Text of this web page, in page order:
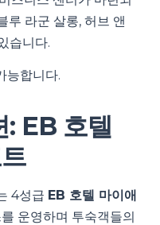
루 라군 살롱, 허브 앤
습니다.
능합니다.
: EB 호텔
4성급 EB 호텔 마이애
운영하며 투숙객들의